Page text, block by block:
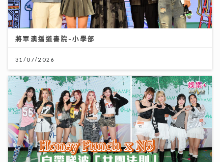
將軍澳播道書院-小學部
31/07/2026